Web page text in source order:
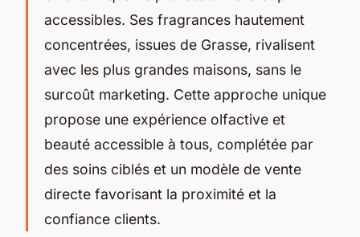
accessibles. Ses fragrances hautement
concentrées, issues de Grasse, rivalisent
avec les plus grandes maisons, sans le
surcoût marketing. Cette approche unique
propose une expérience olfactive et
beauté accessible à tous, complétée par
des soins ciblés et un modèle de vente
directe favorisant la proximité et la
confiance clients.